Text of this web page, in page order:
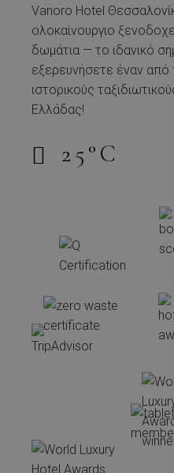
Vanoro Hotel
ολοκαίνουργιο
δωμάτια — το ιδανικό
εξερευνήσετε έναν από
ιστορικούς
Ελλάδας!
25°C